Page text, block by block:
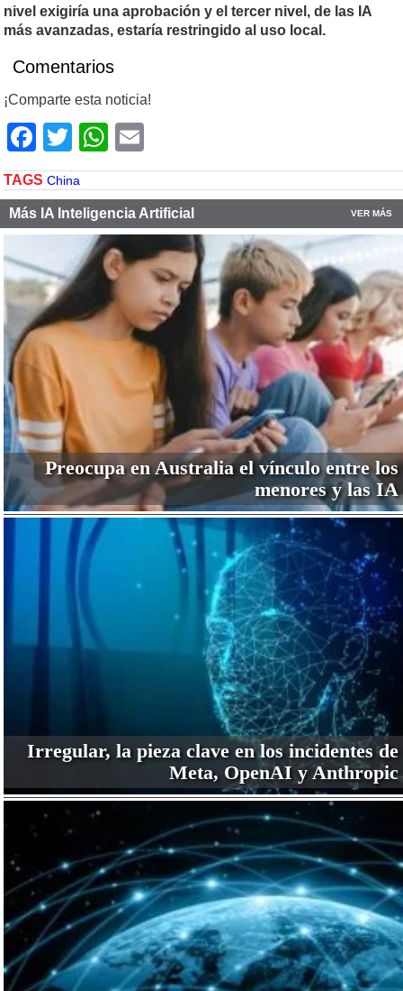
nivel exigiría una aprobación y el tercer nivel, de las IA
más avanzadas, estaría restringido al uso local.
Comentarios
¡Comparte esta noticia!
Facebook
TwitterWhatsApp
TAGS China
Más IA Inteligencia Artificial VER MÁS
Preocupa en Australia el vínculo entre los
menores y las IA
Irregular, la pieza clave en los incidentes de
Meta, OpenAI y Anthropic